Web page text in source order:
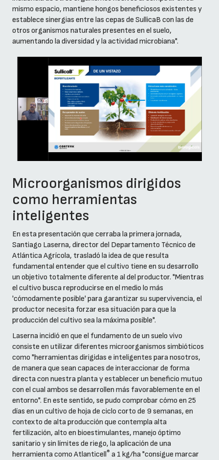
mismo espacio, mantiene hongos beneficiosos existentes y
establece sinergias entre las cepas de SullicaB con las de
otros organismos naturales presentes en el suelo,
aumentando la diversidad y la actividad microbiana".
Microorganismos dirigidos
como herramientas
inteligentes
En esta presentación que cerraba la primera jornada,
Santiago Laserna, director del Departamento Técnico de
Atlántica Agrícola, trasladó la idea de que resulta
fundamental entender que el cultivo tiene en su desarrollo
un objetivo totalmente diferente al del productor. "Mientras
el cultivo busca reproducirse en el medio lo más
'cómodamente posible' para garantizar su supervivencia, el
productor necesita forzar esa situación para que la
producción del cultivo sea la máxima posible".
Laserna incidió en que el fundamento de un suelo vivo
consiste en utilizar diferentes microorganismos simbióticos
como "herramientas dirigidas e inteligentes para nosotros,
de manera que sean capaces de interaccionar de forma
directa con nuestra planta y establecer un beneficio mutuo
con el cual ambos se desarrollen más favorablemente en el
entorno". En este sentido, se pudo comprobar cómo en 25
días en un cultivo de hoja de ciclo corto de 9 semanas, en
contexto de alta producción que contempla alta
fertilización, alto en bioestimulantes, manejo óptimo
sanitario y sin límites de riego, la aplicación de una
herramienta como Atlanticell® a 1 kg/ha "consigue marcar